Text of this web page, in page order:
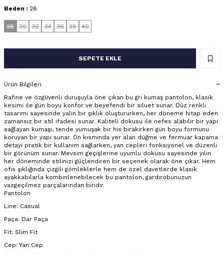
Beden : 28
28 30 32 34 36 38 40
SEPETE EKLE
Ürün Bilgileri
Rafine ve özgüvenli duruşuyla öne çıkan bu gri kumaş pantolon, klasik
kesimi ile gün boyu konfor ve beyefendi bir siluet sunar. Düz renkli
tasarımı sayesinde yalın bir şıklık oluştururken, her döneme hitap eden
zamansız bir stil ifadesi sunar. Kaliteli dokusu ile nefes alabilir bir yapı
sağlayan kumaşı, tende yumuşak bir his bırakırken gün boyu formunu
koruyan bir yapı sunar. Ön kısmında yer alan düğme ve fermuar kapama
detayı pratik bir kullanım sağlarken, yan cepleri fonksiyonel ve düzenli
bir görünüm sunar. Mevsim geçişlerine uyumlu dokusu sayesinde yılın
her döneminde stilinizi güçlendiren bir seçenek olarak öne çıkar. Hem
ofis şıklığında çizgili gömleklerle hem de özel davetlerde klasik
ayakkabılarla kombinlenebilecek bu pantolon, gardırobunuzun
vazgeçilmez parçalarından biridir.
Pantolon
Line: Casual
Paça: Dar Paça
Fit: Slim Fit
Cep: Yan Cep